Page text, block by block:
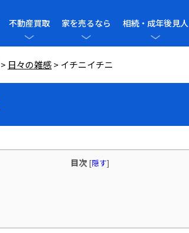
不動産買取 家を売るなら 相続・成年後見人
> 日々の雑感> イチニイチニ
目次 [隠す]